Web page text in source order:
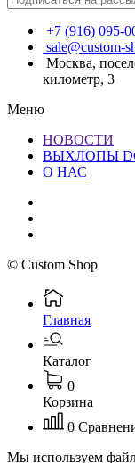
+7 (916) 095-
sale@custom-
Москва,
километр, 3
Меню
НОВОСТИ
ВЫХЛОПЫ
О НАС
© Custom Shop
Главная
Каталог
0
Корзина
0
Мы используем